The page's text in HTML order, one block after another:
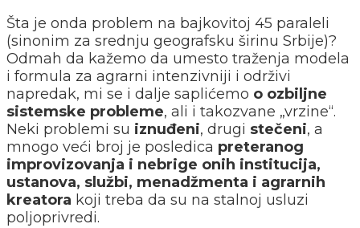
Šta je onda problem na bajkovitoj 45 paraleli
(sinonim za srednju geografsku širinu Srbije)?
Odmah da kažemo da umesto traženja modela
i formula za agrarni intenzivniji i održivi
napredak, mi se i dalje saplićemo o ozbiljne
sistemske probleme, ali i takozvane „vrzine“.
Neki problemi su iznuđeni, drugi stečeni, a
mnogo veći broj je posledica preteranog
improvizovanja i nebrige onih institucija,
ustanova, službi, menadžmenta i agrarnih
kreatora koji treba da su na stalnoj usluzi
poljoprivredi.